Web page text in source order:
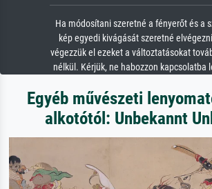
Ha módosítani szeretné a fényerőt és a
kép egyedi kivágását szeretné
végezzük el ezeket a változtatásokat
nélkül. Kérjük, ne habozzon kapcsolatba
Egyéb művészeti
alkotótól: Unbekannt